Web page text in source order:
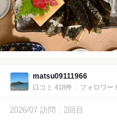
matsu09111966
口コミ 418件 フォロワー
2026/07 訪問 2回目